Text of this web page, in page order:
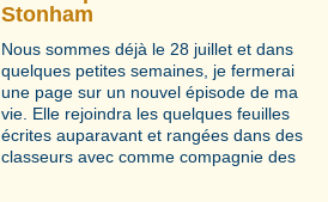
Stonham
Nous sommes déjà le 28 juillet et dans
quelques petites semaines, je fermerai
une page sur un nouvel épisode de ma
vie. Elle rejoindra les quelques feuilles
écrites auparavant et rangées dans des
classeurs avec comme compagnie des